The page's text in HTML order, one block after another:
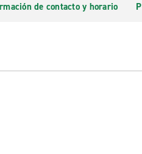
de contacto y horario